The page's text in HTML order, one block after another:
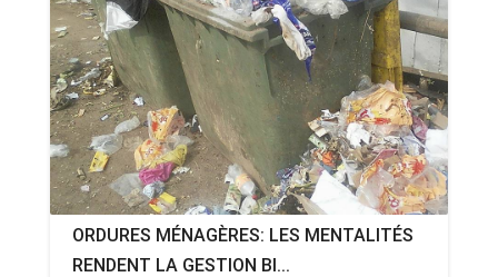
ORDURES MÉNAGÈRES: LES MENTALITÉS
RENDENT LA GESTION BI...